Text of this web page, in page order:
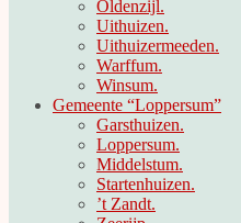
Oldenzijl.
Uithuizen.
Uithuizermeeden.
Warffum.
Winsum.
Gemeente “Loppersum”
Garsthuizen.
Loppersum.
Middelstum.
Startenhuizen.
’t Zandt.